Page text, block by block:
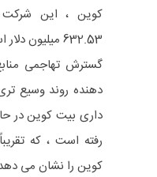
کوین ، این شرکت
632.53 میلیون دلار استفاده کرده است.
گسترش تهاجمی
دهنده روند وسیع
کوین را نشان می